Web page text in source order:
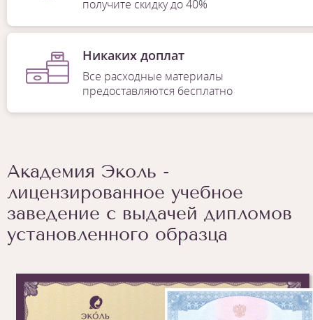
получите скидку до 40%
Никаких доплат
Все расходные материалы
предоставляются бесплатно
Академия Эколь -
лицензированное учебное
заведение с выдачей дипломов
установленного образца